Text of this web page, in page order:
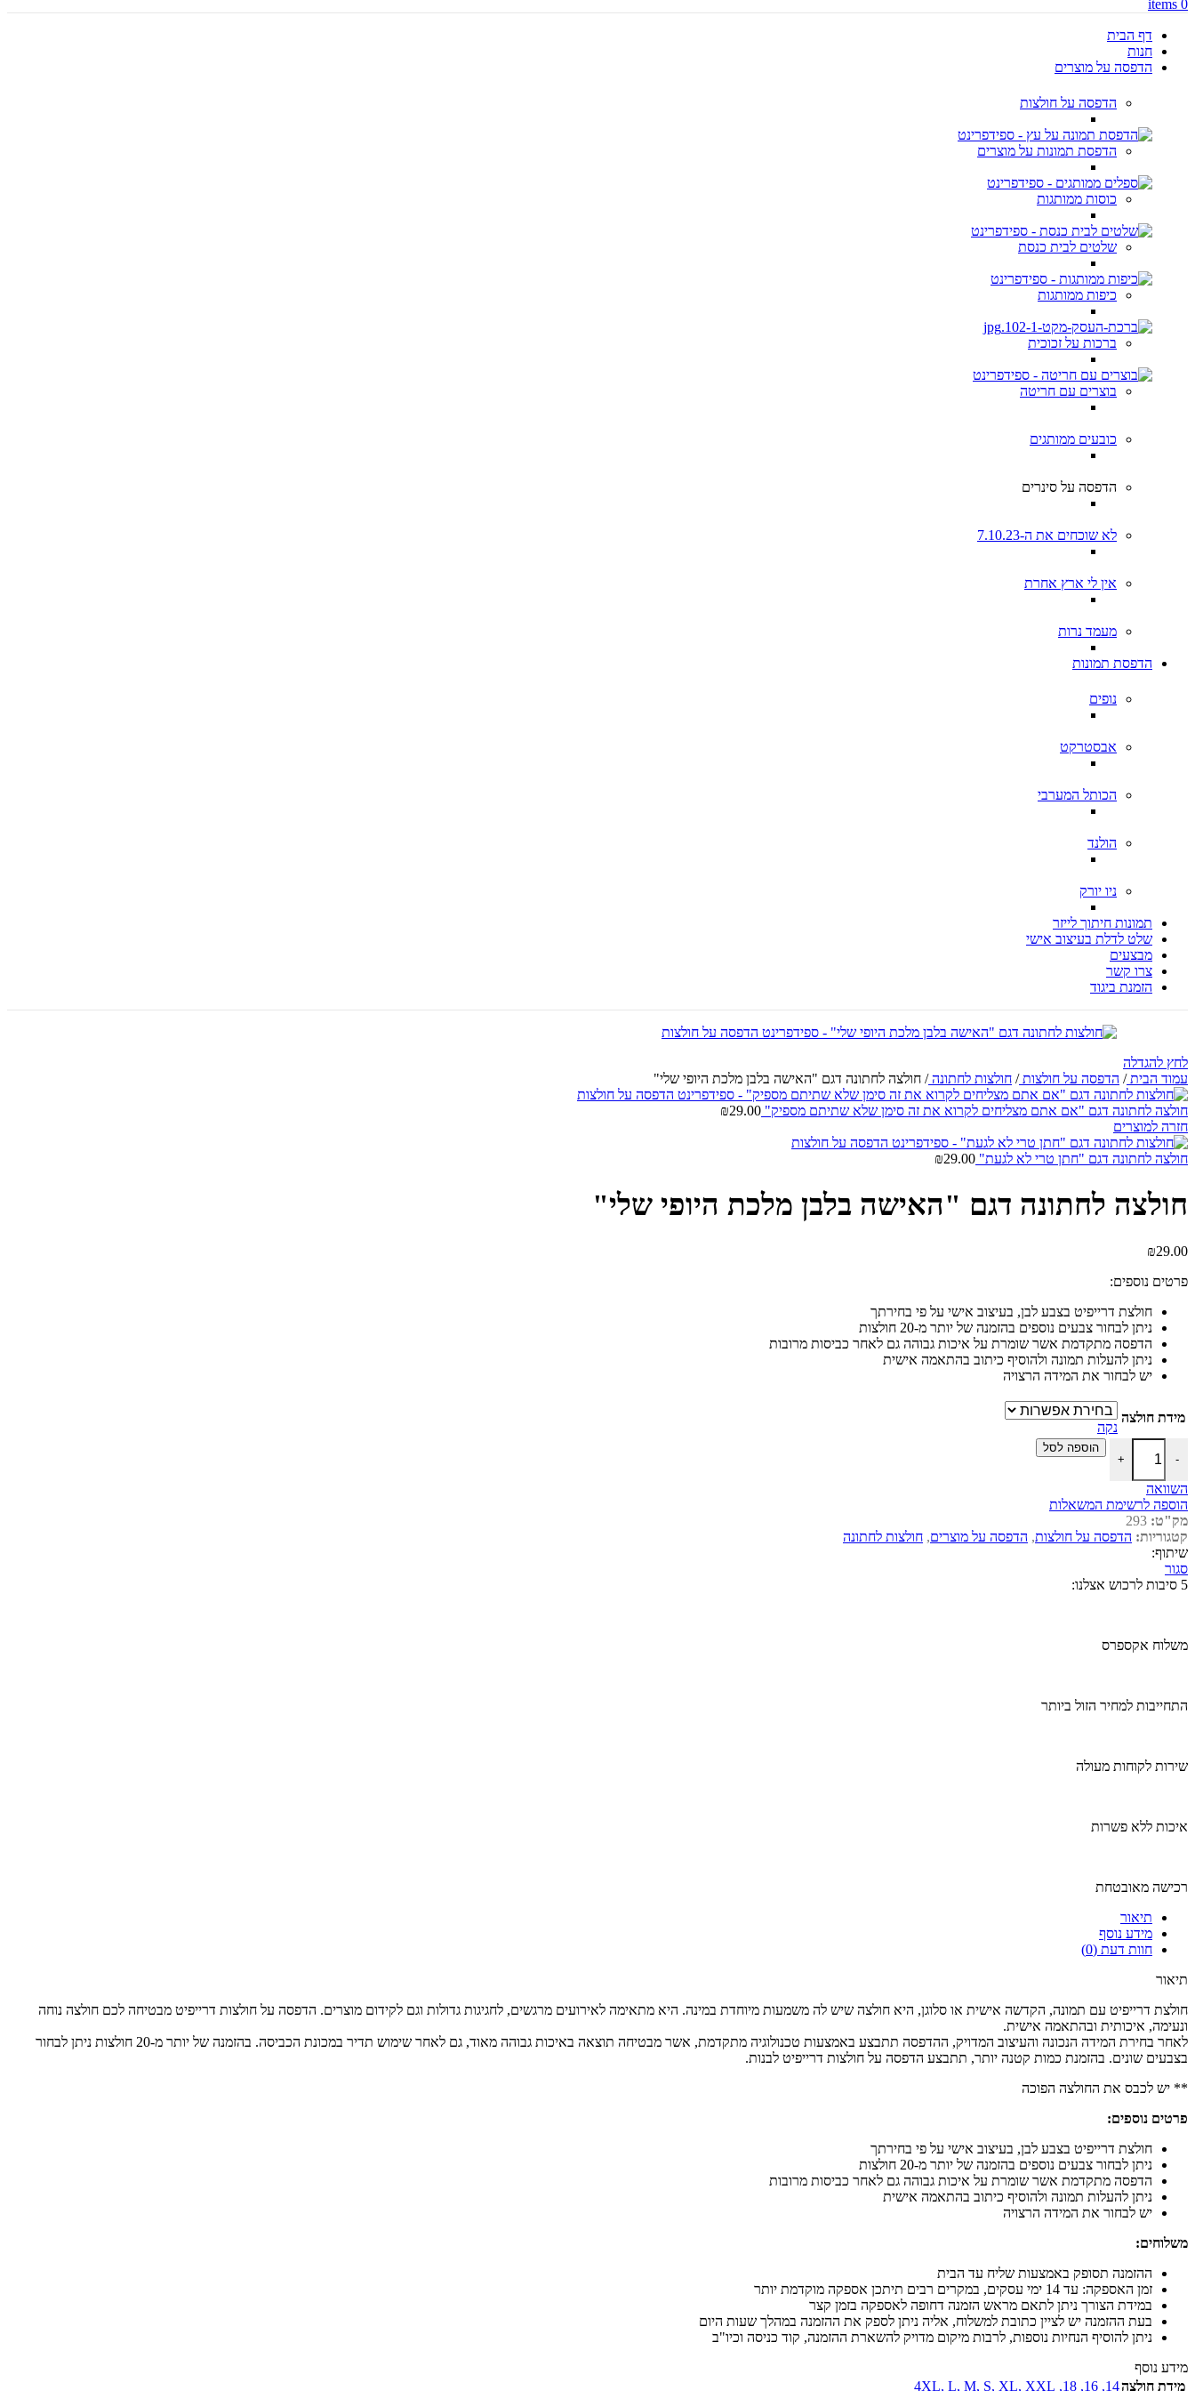
0
items
דף הבית
חנות
הדפסה על מוצרים
הדפסה על חולצות
הדפסת תמונות על מוצרים
כוסות ממותגות
שלטים לבית כנסת
כיפות ממותגות
ברכות על זכוכית
בוצרים עם חריטה
כובעים ממותגים
הדפסה על סינרים
לא שוכחים את ה-7.10.23
אין לי ארץ אחרת
מעמד נרות
הדפסת תמונות
נופים
אבסטרקט
הכותל המערבי
הולנד
ניו יורק
תמונות חיתוך לייזר
שלט לדלת בעיצוב אישי
מבצעים
צרו קשר
הזמנת ביגוד
לחץ להגדלה
עמוד הבית/ הדפסה על חולצות/ חולצות לחתונה/ חולצה לחתונה דגם "האישה בלבן מלכת היופי שלי"
חולצה לחתונה דגם "אם אתם מצליחים לקרוא את זה סימן שלא שתיתם מספיק" ₪29.00
חזרה למוצרים
חולצה לחתונה דגם "חתן טרי לא לגעת" ₪29.00
חולצה לחתונה דגם "האישה בלבן מלכת היופי שלי"
₪29.00
פרטים נוספים:
חולצת דרייפיט בצבע לבן, בעיצוב אישי על פי בחירתך
ניתן לבחור צבעים נוספים בהזמנה של יותר מ-20 חולצות
הדפסה מתקדמת אשר שומרת על איכות גבוהה גם לאחר כביסות מרובות
ניתן להעלות תמונה ולהוסיף כיתוב בהתאמה אישית
יש לבחור את המידה הרצויה
מידת חולצה
נקה
-
כמות של חולצה לחתונה דגם "האישה בלבן מלכת היופי שלי"
+
הוספה לסל
השוואה
הוספה לרשימת המשאלות
מק"ט: 293
קטגוריות: הדפסה על חולצות, הדפסה על מוצרים, חולצות לחתונה
שיתוף:
סגור
5 סיבות לרכוש אצלנו:
משלוח אקספרס
התחייבות למחיר הזול ביותר
שירות לקוחות מעולה
איכות ללא פשרות
רכישה מאובטחת
תיאור
מידע נוסף
חוות דעת (0)
תיאור
חולצת דרייפיט עם תמונה, הקדשה אישית או סלוגן, היא חולצה שיש לה משמעות מיוחדת במינה. היא מתאימה לאירועים מרגשים, לחגיגות גדולות וגם לקידום מוצרים. הדפסה על חולצות דרייפיט מבטיחה לכם חולצה נוחה
ונעימה, איכותית ובהתאמה אישית.
לאחר בחירת המידה הנכונה והעיצוב המדויק, ההדפסה תתבצע באמצעות טכנולוגיה מתקדמת, אשר מבטיחה תוצאה באיכות גבוהה מאוד, גם לאחר שימוש תדיר במכונת הכביסה. בהזמנה של יותר מ-20 חולצות ניתן לבחור
בצבעים שונים. בהזמנת כמות קטנה יותר, תתבצע הדפסה על חולצות דרייפיט לבנות.
** יש לכבס את החולצה הפוכה
פרטים נוספים:
חולצת דרייפיט בצבע לבן, בעיצוב אישי על פי בחירתך
ניתן לבחור צבעים נוספים בהזמנה של יותר מ-20 חולצות
הדפסה מתקדמת אשר שומרת על איכות גבוהה גם לאחר כביסות מרובות
ניתן להעלות תמונה ולהוסיף כיתוב בהתאמה אישית
יש לבחור את המידה הרצויה
משלוחים:
ההזמנה תסופק באמצעות שליח עד הבית
זמן האספקה: עד 14 ימי עסקים, במקרים רבים תיתכן אספקה מוקדמת יותר
במידת הצורך ניתן לתאם מראש הזמנה דחופה לאספקה בזמן קצר
בעת ההזמנה יש לציין כתובת למשלוח, אליה ניתן לספק את ההזמנה במהלך שעות היום
ניתן להוסיף הנחיות נוספות, לרבות מיקום מדויק להשארת ההזמנה, קוד כניסה וכיו"ב
מידע נוסף
מידת חולצה14
,
16
,
18
,
4XL, L, M, S, XL, XXL